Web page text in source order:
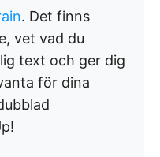
. Det finns
vet vad du
text och ger dig
för dina